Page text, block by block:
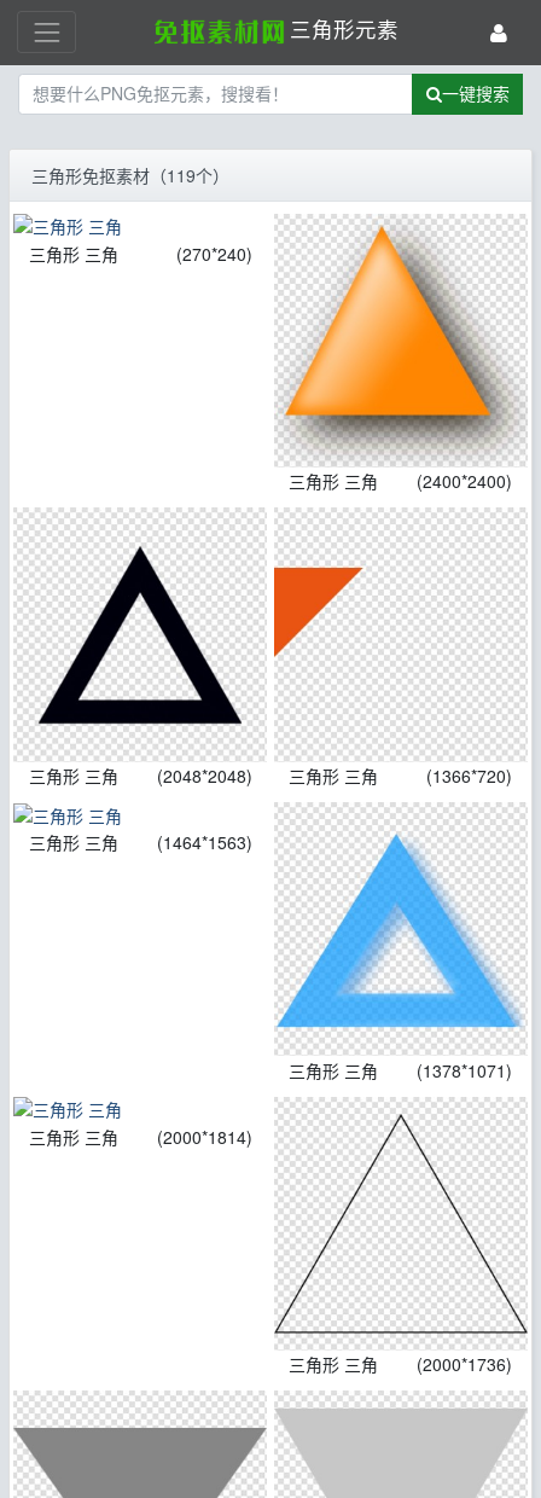
三角形元素
一键搜索
三角形免抠素材（119个）
三角形 三角 (270*240)
三角形 三角 (2400*2400)
三角形 三角 (2048*2048) 三角形 三角 (1366*720)
三角形 三角 (1464*1563)
三角形 三角 (1378*1071)
三角形 三角 (2000*1814)
三角形 三角 (2000*1736)